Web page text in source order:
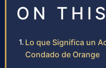
ON
Lo que Significa un
Condado de Orange